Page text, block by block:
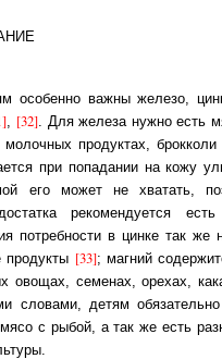
особенно важны железо,
[32] . Для железа нужно есть
про­дук­тах,
при попадании на кожу
его может не хватать,
ре­ко­мен­ду­ет­ся
потребности в цинке так же
продукты [33]; магний
овощах, семенах, орехах,
сло­ва­ми, де­тям
с рыбой, а так же есть